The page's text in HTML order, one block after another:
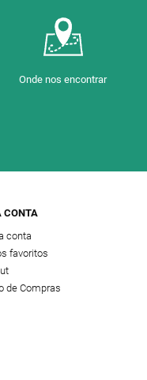
Onde nos encontrar
CONTA
conta
favoritos
de Compras